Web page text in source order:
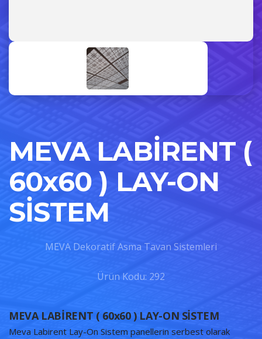
MEVA LABİRENT (
60x60 ) LAY-ON
SİSTEM
MEVA Dekoratif Asma Tavan Sistemleri
Ürün Kodu: 292
MEVA LABİRENT ( 60x60 ) LAY-ON SİSTEM
Meva Labirent Lay-On Sistem panellerin serbest olarak